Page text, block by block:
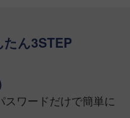
ん3STEP
スワードだけで簡単に